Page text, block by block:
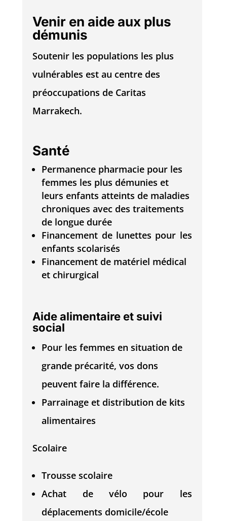
Venir en aide aux plus
démunis
Soutenir les populations les plus
vulnérables est au centre des
préoccupations de Caritas
Marrakech.
Santé
Permanence pharmacie pour les
femmes les plus démunies et
leurs enfants atteints de maladies
chroniques avec des traitements
de longue durée
Financement de lunettes pour les
enfants scolarisés
Financement de matériel médical
et chirurgical
Aide alimentaire et suivi
social
Pour les femmes en situation de
grande précarité, vos dons
peuvent faire la différence.
Parrainage et distribution de kits
alimentaires
Scolaire
Trousse scolaire
Achat de vélo pour les
déplacements domicile/école